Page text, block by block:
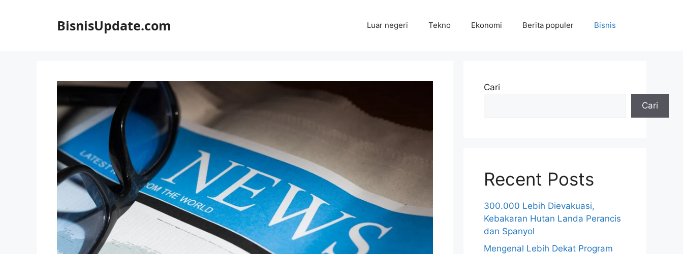
BisnisUpdate.com Luar negeri Tekno Ekonomi Berita populer Bisnis
Cari
Cari
Recent Posts
300.000 Lebih Dievakuasi,
Kebakaran Hutan Landa Perancis
dan Spanyol
Mengenal Lebih Dekat Program